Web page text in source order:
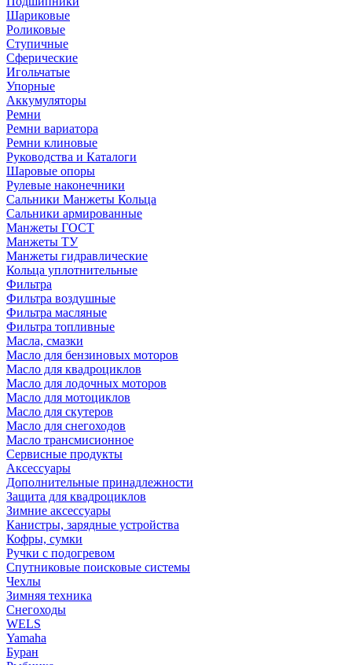
Шариковые
Роликовые
Ступичные
Сферические
Игольчатые
Упорные
Аккумуляторы
Ремни
Ремни вариатора
Ремни клиновые
Руководства и Каталоги
Шаровые опоры
Рулевые наконечники
Сальники Манжеты Кольца
Сальники армированные
Манжеты ГОСТ
Манжеты ТУ
Манжеты гидравлические
Кольца уплотнительные
Фильтра
Фильтра воздушные
Фильтра масляные
Фильтра топливные
Масла, смазки
Масло для бензиновых моторов
Масло для квадроциклов
Масло для лодочных моторов
Масло для мотоциклов
Масло для скутеров
Масло для снегоходов
Масло трансмисионное
Сервисные продукты
Аксессуары
Дополнительные принадлежности
Защита для квадроциклов
Зимние аксессуары
Канистры, зарядные устройства
Кофры, сумки
Ручки с подогревом
Спутниковые поисковые системы
Чехлы
Зимняя техника
Снегоходы
WELS
Yamaha
Буран